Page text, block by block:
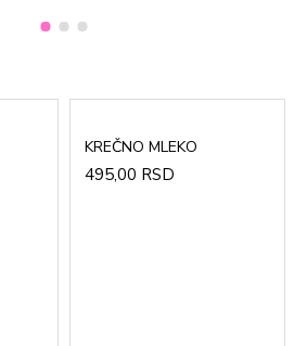
KREČNO MLEKO
495,00 RSD